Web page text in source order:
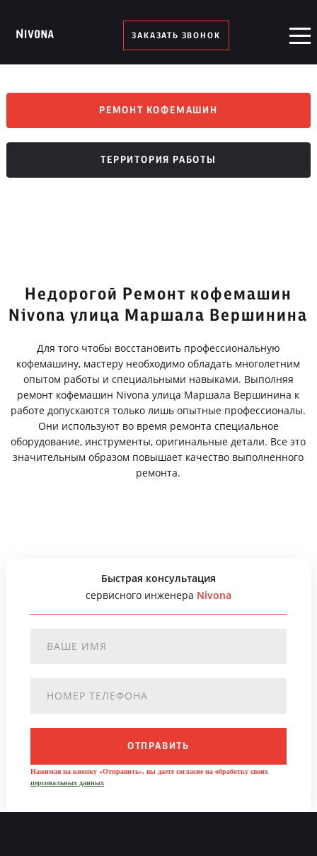
ЗАКАЗАТЬ ЗВОНОК
РЕМОНТ КОФЕМАШИН
ТЕРРИТОРИЯ РАБОТЫ
Недорогой Ремонт кофемашин
Nivona улица Маршала Вершинина
Для того чтобы восстановить профессиональную
кофемашину, мастеру необходимо обладать многолетним
опытом работы и специальными навыками. Выполняя
ремонт кофемашин Nivona улица Маршала Вершинина к
работе допускаются только лишь опытные профессионалы.
Они используют во время ремонта специальное
оборудование, инструменты, оригинальные детали. Все это
значительным образом повышает качество выполненного
ремонта.
Быстрая консультация
сервисного инженера Nivona
ОТПРАВИТЬ
Нажимая на кнопку «Отправить», вы даете согласие на обработку своих
персональных данных